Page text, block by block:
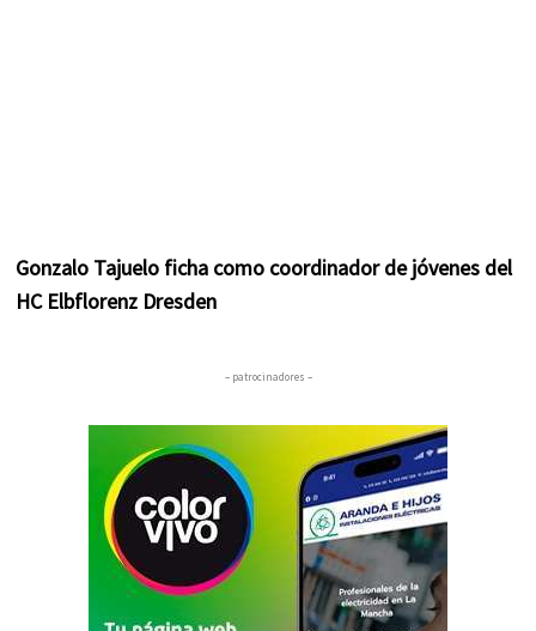
Gonzalo Tajuelo ficha como coordinador de jóvenes del
HC Elbflorenz Dresden
– patrocinadores –